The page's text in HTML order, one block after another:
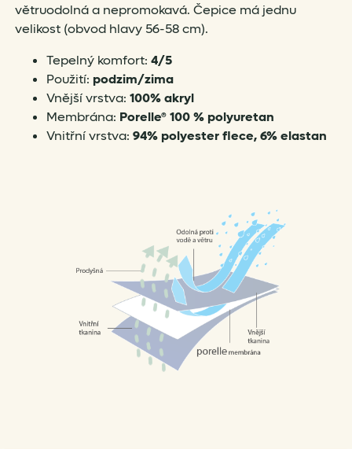
větruodolná a nepromokavá. Čepice má jednu
velikost (obvod hlavy 56-58 cm).
Tepelný komfort: 4/5
Použití: podzim/zima
Vnější vrstva: 100% akryl
Membrána: Porelle® 100 % polyuretan
Vnitřní vrstva: 94% polyester flece, 6% elastan